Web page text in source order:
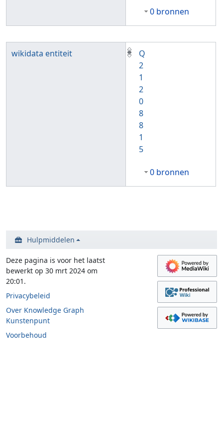
0 bronnen
wikidata entiteit
Q
2
1
2
0
8
8
1
5
0 bronnen
Hulpmiddelen
Deze pagina is voor het laatst
bewerkt op 30 mrt 2024 om
20:01.
Privacybeleid
Over Knowledge Graph
Kunstenpunt
Voorbehoud